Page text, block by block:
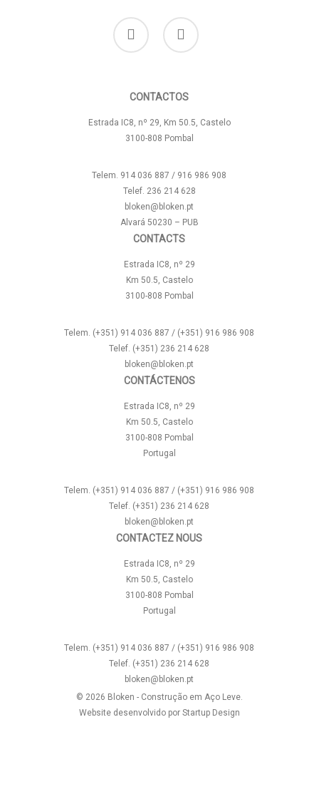
facebook instagram
CONTACTOS
Estrada IC8, nº 29, Km 50.5, Castelo
3100-808 Pombal
Telem. 914 036 887 / 916 986 908
Telef. 236 214 628
bloken@bloken.pt
Alvará 50230 – PUB
CONTACTS
Estrada IC8, nº 29
Km 50.5, Castelo
3100-808 Pombal
Telem. (+351) 914 036 887 / (+351) 916 986 908
Telef. (+351) 236 214 628
bloken@bloken.pt
CONTÁCTENOS
Estrada IC8, nº 29
Km 50.5, Castelo
3100-808 Pombal
Portugal
Telem. (+351) 914 036 887 / (+351) 916 986 908
Telef. (+351) 236 214 628
bloken@bloken.pt
CONTACTEZ NOUS
Estrada IC8, nº 29
Km 50.5, Castelo
3100-808 Pombal
Portugal
Telem. (+351) 914 036 887 / (+351) 916 986 908
Telef. (+351) 236 214 628
bloken@bloken.pt
© 2026 Bloken - Construção em Aço Leve.
Website desenvolvido por Startup Design